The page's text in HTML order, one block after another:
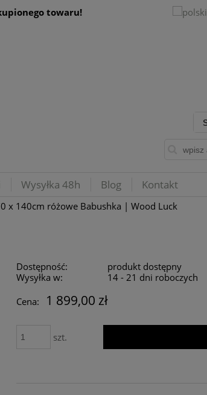
towaru!
Wysyłka 48h Blog Kontakt
x 140cm różowe Babushka | Wood Luck
Dostępność:
produkt dostępny
Wysyłka w:
14 - 21 dni roboczych
Cena:
1 899,00 zł
szt.